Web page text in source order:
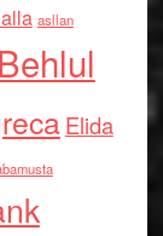
asllan
Behlul
Elida